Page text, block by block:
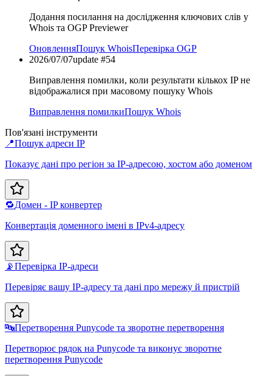
Додання посилання на дослідження ключових слів у
Whois та OGP Previewer
ОновленняПошук WhoisПеревірка OGP
2026/07/07update #54
Виправлення помилки, коли результати кількох IP не
відображалися при масовому пошуку Whois
Виправлення помилкиПошук Whois
Пов'язані інструменти
📍Пошук адреси IP
Показує дані про регіон за IP-адресою, хостом або доменом
🔁Домен - IP конвертер
Конвертація доменного імені в IPv4-адресу
📡Перевірка IP-адреси
Перевіряє вашу IP-адресу та дані про мережу й пристрій
🔤Перетворення Punycode та зворотне перетворення
Перетворює рядок на Punycode та виконує зворотне
перетворення Punycode